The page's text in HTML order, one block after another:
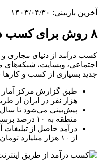
آخرین بازبینی: ۱۴۰۳/۰۴/۳۰
۸ روش برای کسب درآمد از اینترنت
کسب درآمد از دنیای مجازی و
اجتماعی، وبسایت، شبکه‌های
جدید بسیاری از کسب و کارها
هزار نفر در ایران از
منطقه به ۱۰ درصد برسد.
از ۱۰ هزار میلیارد تومان رسیده است.